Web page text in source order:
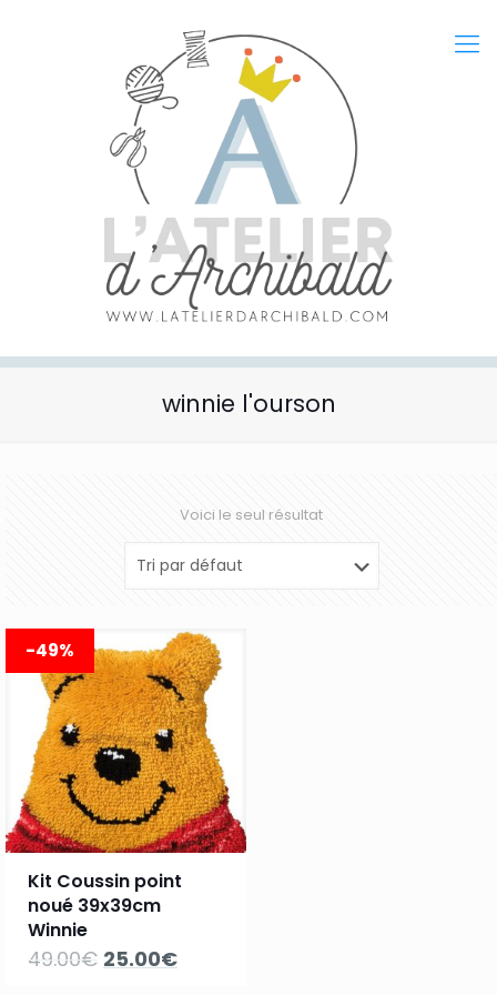
winnie l'ourson
Voici le seul résultat
-49%
Kit Coussin point
noué 39x39cm
Winnie
49.00€ Le
25.00€Le